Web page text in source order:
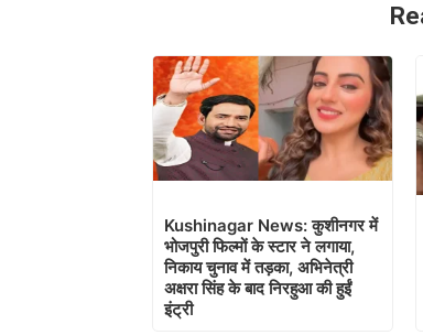
Kushinagar News: कुशीनगर में
भोजपुरी फिल्मों के स्टार ने लगाया,
निकाय चुनाव में तड़का, अभिनेत्री
अक्षरा सिंह के बाद निरहुआ की हुईं
इंट्री